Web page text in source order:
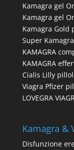
Kamagra gel
Kamagra gel
Kamagra Gold
Super
KAMAGRA
KAMAGRA
Cialis Lilly
Viagra Pfizer
LOVEGRA
Kamagra &
Disfunzione